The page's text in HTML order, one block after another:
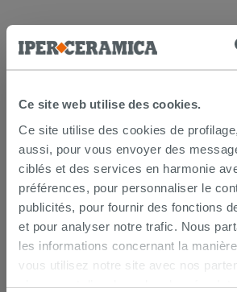
Ce site web utilise des cookies.
Ce site utilise des cookies de
aussi, pour vous envoyer des
ciblés et des services en harmonie
préférences, pour personnaliser le
publicités, pour fournir des fonctions
et pour analyser notre trafic. Nous
les informations concernant la
vous utilisez notre site avec nos
s’occupent d’analyser les données
LES CLIENTS AYANT
ACHETÉ